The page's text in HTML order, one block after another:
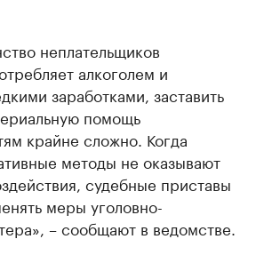
неплательщиков
алкоголем и
заработками, заставить
помощь
крайне сложно. Когда
методы не оказывают
судебные приставы
меры уголовно-
– сообщают в ведомстве.